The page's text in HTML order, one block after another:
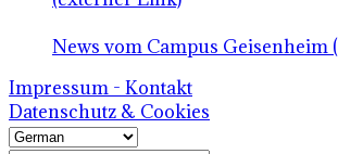
News vom Campus Geisenheim
Impressum - Kontakt
Datenschutz & Cookies